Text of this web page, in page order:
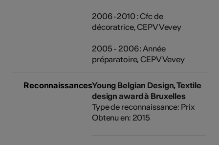
2006 -2010 : Cfc de
décoratrice, CEPV Vevey
2005 - 2006 : Année
préparatoire, CEPV Vevey
ReconnaissancesYoung Belgian Design, Textile
design award à Bruxelles
Type de reconnaissance: Prix
Obtenu en: 2015